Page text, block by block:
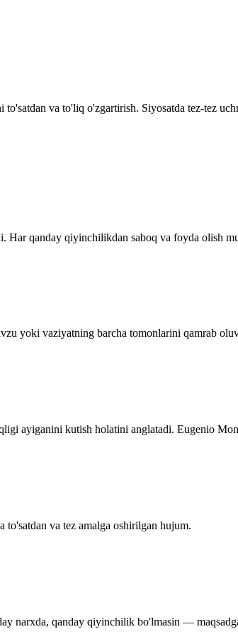
va to'liq o'zgartirish. Siyosatda tez-tez
Har qanday qiyinchilikdan saboq va foyda olish
yoki vaziyatning barcha tomonlarini qamrab
ayiganini kutish holatini anglatadi. Eugenio
va tez amalga oshirilgan hujum.
narxda, qanday qiyinchilik bo'lmasin —